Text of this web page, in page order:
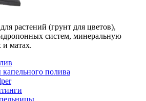
растений (грунт для цветов),
систем, минеральную
и матах.
полива